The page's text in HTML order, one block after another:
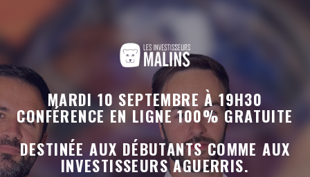
MARDI 10 SEPTEMBRE À 19H30
CONFÉRENCE EN LIGNE 100% GRATUITE
DESTINÉE AUX DÉBUTANTS COMME AUX
INVESTISSEURS AGUERRIS.